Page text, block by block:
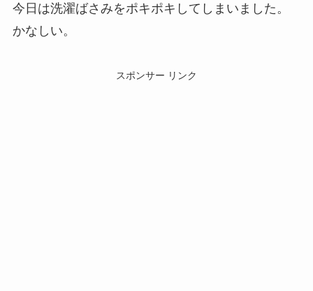
今日は洗濯ばさみをポキポキしてしまいました。
かなしい。
スポンサー リンク